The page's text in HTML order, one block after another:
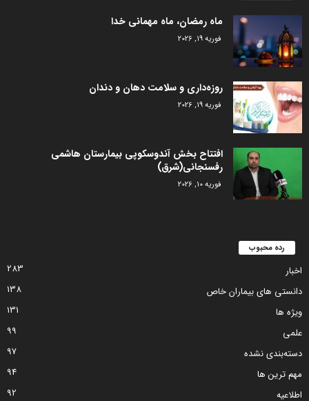
ماه رمضان، ماه مهمانی خدا
فوریه 19, 2026
روزه‌داری و سلامت دهان و دندان
فوریه 19, 2026
افتتاح بخش آندوسکوپی بیمارستان هاشمی
رفسنجانی(شرق)
فوریه 10, 2026
رده محبوب
اخبار
283
دانستی های بیماران خاص
138
ویژه ها
131
علمی
99
دسته‌بندی نشده
97
مهم ترین ها
94
اطلاعیه
92